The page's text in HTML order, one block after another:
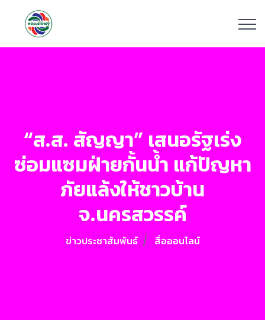
“ส.ส. สัญญา” เสนอรัฐเร่ง
ซ่อมแซมฝ่ายกั้นน้ำ แก้ปัญหา
ภัยแล้งให้ชาวบ้าน
จ.นครสวรรค์
ข่าวประชาสัมพันธ์ สื่อออนไลน์